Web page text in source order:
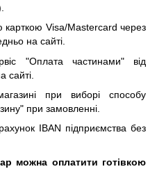
карткою Visa/Mastercard через
на сайті.
"Оплата частинами" від
сайті.
при виборі способу
при замовленні.
IBAN підприємства без
можна оплатити готівкою